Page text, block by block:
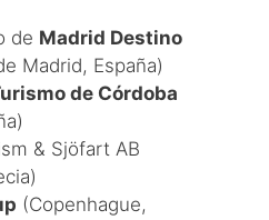
de Madrid Destino
Madrid, España)
de Córdoba
& Sjöfart AB
(Copenhague,